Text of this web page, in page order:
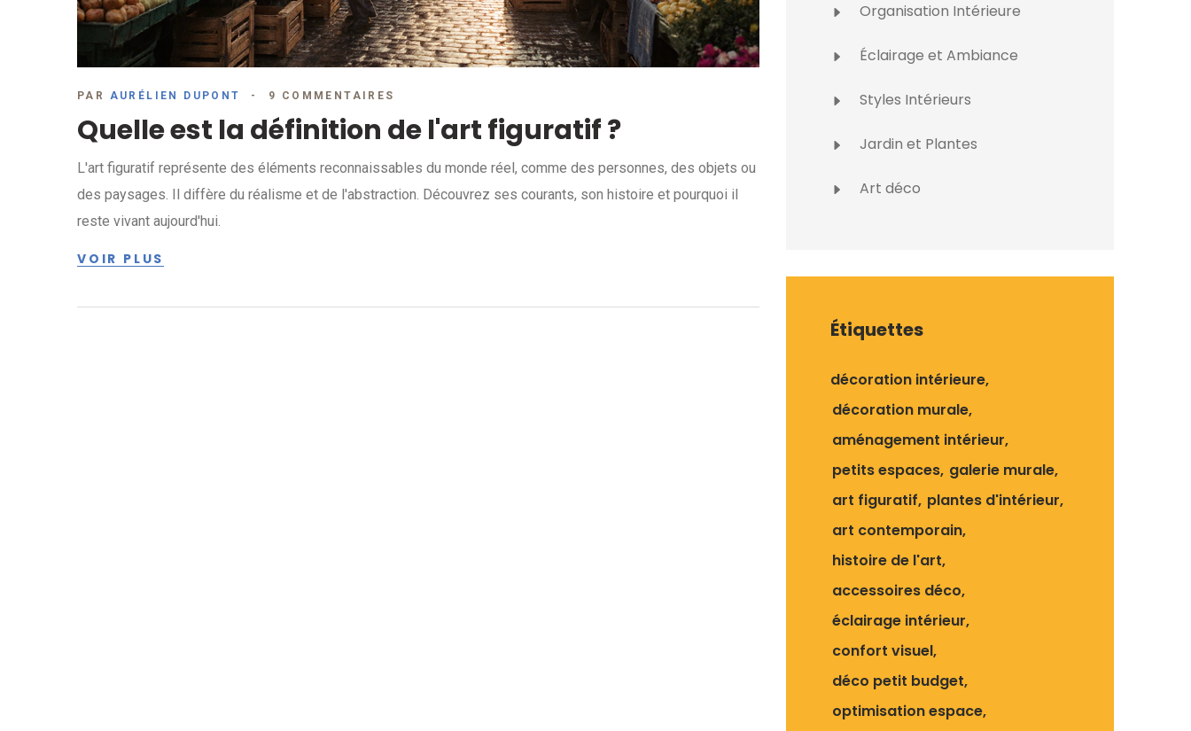
PAR AURÉLIEN DUPONT 9 COMMENTAIRES
Quelle est la définition de l'art figuratif ?
L'art figuratif représente des éléments reconnaissables du monde réel, comme des personnes, des objets ou
des paysages. Il diffère du réalisme et de l'abstraction. Découvrez ses courants, son histoire et pourquoi il
reste vivant aujourd'hui.
VOIR PLUS
Organisation Intérieure
Éclairage et Ambiance
Styles Intérieurs
Jardin et Plantes
Art déco
Étiquettes
décoration intérieure
décoration murale
aménagement intérieur
petits espaces galerie murale
art figuratif plantes d'intérieur
art contemporain
histoire de l'art
accessoires déco
éclairage intérieur
confort visuel
déco petit budget
optimisation espace